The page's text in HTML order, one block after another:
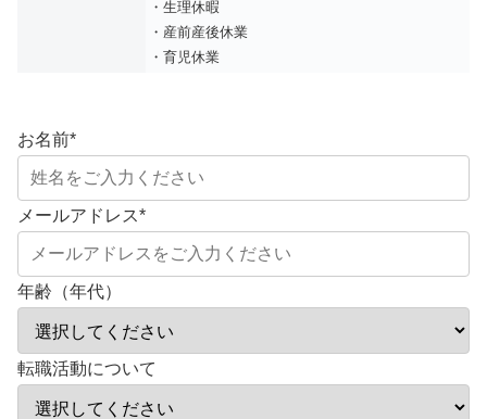
・生理休暇
・産前産後休業
・育児休業
お名前*
メールアドレス*
年齢（年代）
転職活動について